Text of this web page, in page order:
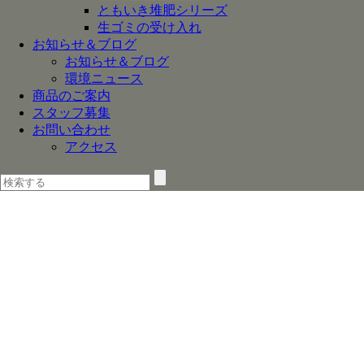
ともいき堆肥シリーズ
生ゴミの受け入れ
お知らせ＆ブログ
お知らせ＆ブログ
環境ニュース
商品のご案内
スタッフ募集
お問い合わせ
アクセス